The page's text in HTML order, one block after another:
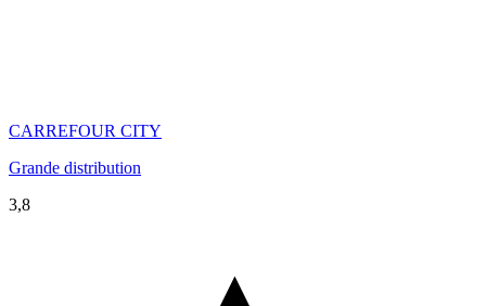
CARREFOUR CITY
Grande distribution
3,8